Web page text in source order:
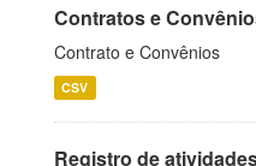
Contratos e
Contrato e Convênios
CSV
Registro de